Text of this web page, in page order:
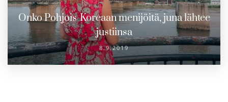
Onko Pohjois-Koreaan menijöitä, juna lähtee
justiinsa
8.9.2019